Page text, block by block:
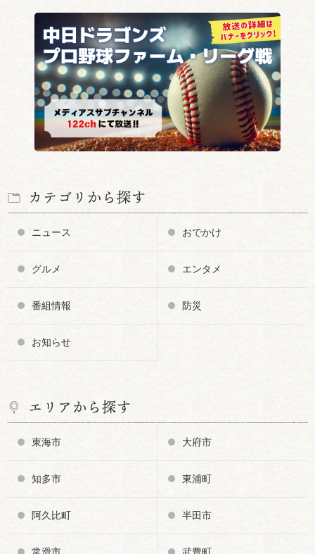
カテゴリから探す
ニュース おでかけ
グルメ エンタメ
番組情報 防災
お知らせ
エリアから探す
東海市 大府市
知多市 東浦町
阿久比町 半田市
常滑市 武豊町